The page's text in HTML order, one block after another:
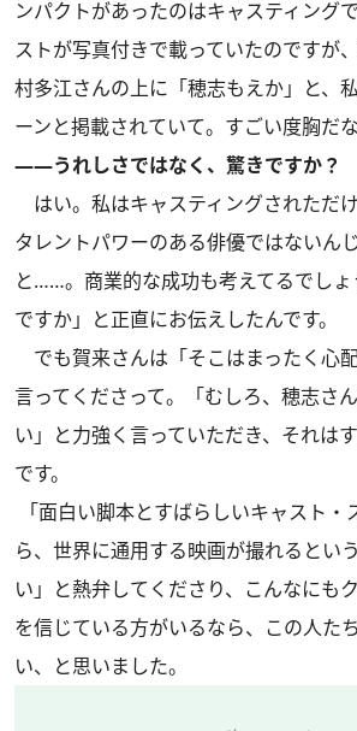
ンパクトがあったのはキャスティング
ストが写真付きで載っていたのですが
村多江さんの上に「穂志もえか」と、
ーンと掲載されていて。すごい度胸だ
――うれしさではなく、驚きですか？
はい。私はキャスティングされただけ
タレントパワーのある俳優ではないん
と……。商業的な成功も考えてるでし
ですか」と正直にお伝えしたんです。
でも賀来さんは「そこはまったく心
言ってくださって。「むしろ、穂志さ
い」と力強く言っていただき、それは
です。
「面白い脚本とすばらしいキャスト・
ら、世界に通用する映画が撮れるとい
い」と熱弁してくださり、こんなにも
を信じている方がいるなら、この人た
い、と思いました。